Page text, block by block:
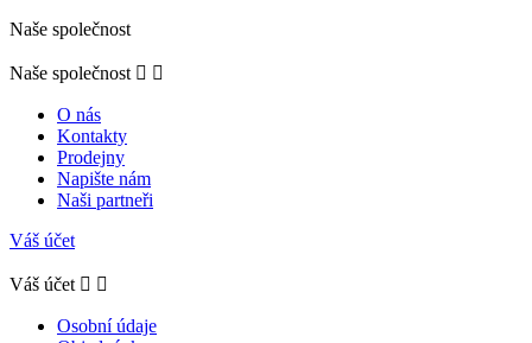
Naše společnost
Naše společnost  
O nás
Kontakty
Prodejny
Napište nám
Naši partneři
Váš účet
Váš účet  
Osobní údaje